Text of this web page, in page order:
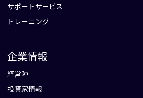
サポートサービス
トレーニング
企業情報
経営陣
投資家情報